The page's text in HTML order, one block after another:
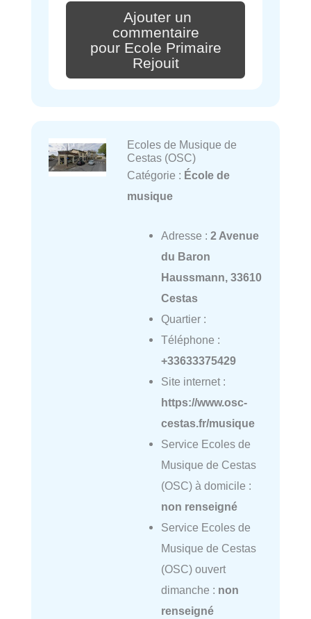
Ajouter un
commentaire
pour Ecole Primaire
Rejouit
Ecoles de Musique de
Cestas (OSC)
Catégorie : École de
musique
Adresse : 2 Avenue
du Baron
Haussmann, 33610
Cestas
Quartier :
Téléphone :
+33633375429
Site internet :
https://www.osc-
cestas.fr/musique
Service Ecoles de
Musique de Cestas
(OSC) à domicile :
non renseigné
Service Ecoles de
Musique de Cestas
(OSC) ouvert
dimanche : non
renseigné